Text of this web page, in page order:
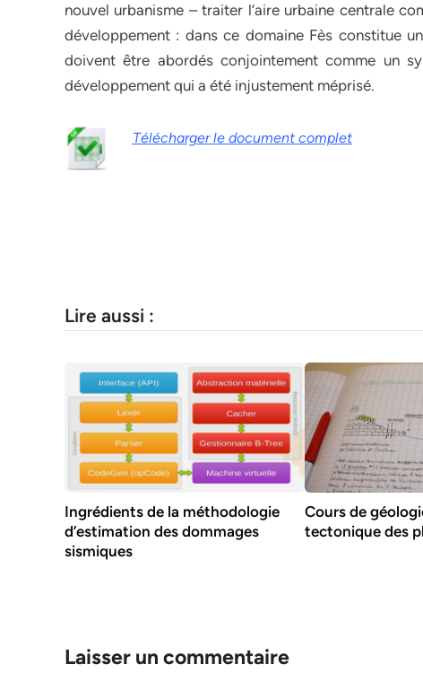
nouvel urbanisme – traiter l’aire urbaine centrale
développement : dans ce domaine Fès constitue
doivent être abordés conjointement comme un
développement qui a été injustement méprisé.
Télécharger le document complet
Lire aussi :
Ingrédients de la méthodologie
d’estimation des dommages
sismiques
Cours de
tectonique des
Laisser un commentaire